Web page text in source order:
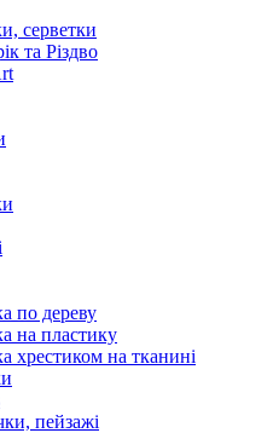
серветки
та Різдво
по дереву
на пластику
хрестиком на тканині
пейзажі